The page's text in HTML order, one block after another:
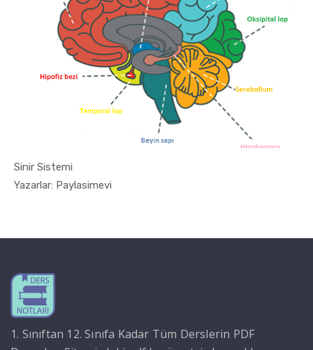
Sinir Sistemi
Yazarlar: Paylasimevi
1. Sınıftan 12. Sınıfa Kadar Tüm Derslerin PDF